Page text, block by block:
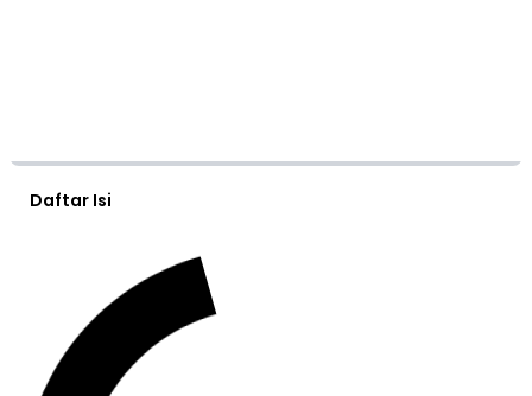
Daftar Isi